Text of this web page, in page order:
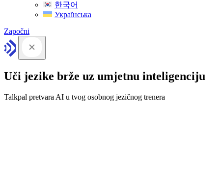
한국어
Українська
Započni
Uči jezike brže uz umjetnu inteligenciju
Talkpal pretvara AI u tvog osobnog jezičnog trenera